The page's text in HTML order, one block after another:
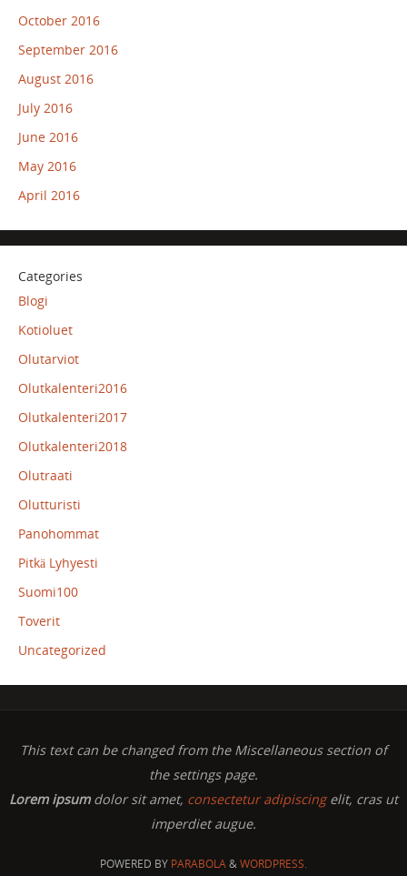
October 2016
September 2016
August 2016
July 2016
June 2016
May 2016
April 2016
Categories
Blogi
Kotioluet
Olutarviot
Olutkalenteri2016
Olutkalenteri2017
Olutkalenteri2018
Olutraati
Olutturisti
Panohommat
Pitkä Lyhyesti
Suomi100
Toverit
Uncategorized
This text can be changed from the Miscellaneous section of
the settings page.
Lorem ipsumdolor sit amet, consectetur adipiscingelit, cras ut
imperdiet augue.
POWERED BY PARABOLA&WORDPRESS.